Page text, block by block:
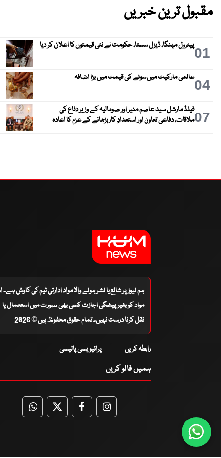
مقبول ترین خبریں
01پیٹرول مہنگا، ڈیزل سستا، حکومت نے نئی قیمتوں کا اعلان کر دیا
04عالمی مارکیٹ میں سونے کی قیمت میں بڑا اضافہ
07فیلڈ مارشل سید عاصم منیر اور صومالیہ کے وزیر دفاع کی
ملاقات، دفاعی تعاون اور استعدادِ کار بڑھانے کے عزم کا اعادہ
ہم نیوز پر شائع یا نشر ہونے والا مواد ادارتی ٹیم کی کاوش
مواد کو بغیر پیشگی اجازت کسی بھی صورت میں استعمال یا
نقل کرنا درست نہیں۔ تمام حقوق محفوظ ہیں © 2026
رابطہ کریں پرائیویسی پالیسی
ہمیں فالو کریں
WhatsApp
TwitterFacebookFacebook